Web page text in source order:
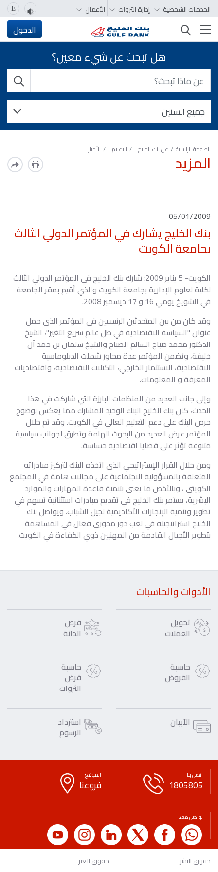
الخدمات الشخصية إدارة الثروات الأعمال E
تغيير التصفّح الدخول
هل تبحث عن شيء معين؟
الصفحة الرئيسية عن بنك الخليج الاعلام الأخبار
المزيد
05/01/2009
بنك الخليج يشارك في المؤتمر الدولي الثالث
بجامعة الكويت
الكويت- 5 يناير 2009: شارك بنك الخليج في المؤتمر الدولي الثالث
لكلية لعلوم الإدارية بجامعة الكويت والذي أقيم بمقر الجامعة
في الشويخ يومي 16 و 17 ديسمبر 2008.
وقد كان من بين المتحدثين الرئيسيين في المؤتمر الذي حمل
عنوان "السياسة الاقتصادية في ظل عالم سريع التغير"، الشيخ
الدكتور محمد صباح السالم الصباح والشيخ سلمان بن حمد آل
خليفة، وتضمن المؤتمر عدة محاور شملت الدبلوماسية
الاقتصادية، الاستثمار الخارجي، التكتلات الاقتصادية، واقتصاديات
المعرفة و المعلومات.
وإلى جانب العديد من المنظمات البارزة التي شاركت في هذا
الحدث، كان بنك الخليج البنك الوحيد المشارك مما يعكس بوضوح
حرص البنك على دعم التعليم العالي في الكويت. وقد تم خلال
المؤتمر عرض العديد من البحوث الهامة وتطرق لجوانب سياسية
متنوعة تؤثر على قضايا اقتصادية حساسة.
ومن خلال القرار الإستراتيجي الذي اتخذه البنك لتركيز مبادراته
المتعلقة بالمسؤولية الاجتماعية على مجالات هامة في المجتمع
الكويتي ، وبالأخص ما يعنى بتنمية قاعدة المهارات والموارد
البشرية، يستمر بنك الخليج في تقديم مبادرات استثنائية تسهم في
تطوير وتنمية الإنجازات الأكاديمية لجيل الشباب. ويواصل بنك
الخليج استراتيجيته في لعب دور محوري فعال في المساهمة
بتطوير الأجيال القادمة من المهنيين ذوي الكفاءة في الكويت.
الأدوات والحاسبات
تحويل
العملات
فرص
الدانة
حاسبة
القروض
حاسبة
قرض
الثروات
الآيبان استرداد
الرسوم
اتصل بنا
1805805
الموقع
فروعنا
تواصل معنا
حقوق النشر
حقوق الغير